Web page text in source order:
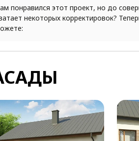
понравился этот проект, но до
некоторых корректировок?